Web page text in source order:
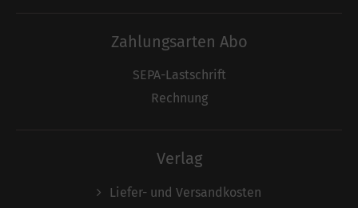
Zahlungsarten Abo
SEPA-Lastschrift
Rechnung
Verlag
Liefer- und Versandkosten